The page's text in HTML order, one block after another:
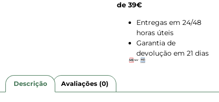
de 39€
Entregas em 24/48
horas úteis
Garantia de
devolução em 21 dias
Descrição Avaliações (0)